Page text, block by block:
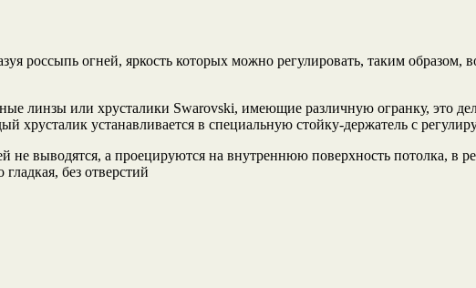
россыпь огней, яркость которых можно регулировать, таким образом,
линзы или хрусталики Swarovski, имеющие различную огранку, это
хрусталик устанавливается в специальную стойку-держатель с
выводятся, а проецируются на внутреннюю поверхность потолка, в
без отверстий